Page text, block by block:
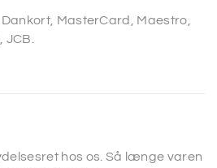
MasterCard, Maestro,
hos os. Så længe varen